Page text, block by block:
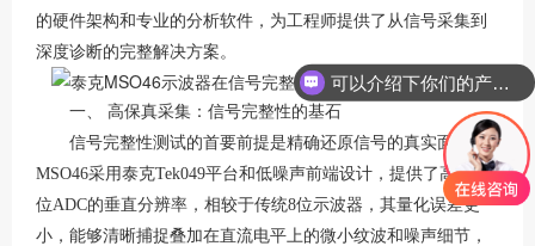
的硬件架构和专业的分析软件，为工程师提供了从信号采集到
深度诊断的完整解决方案。
一、
高保真采集：信号完整性的基石
信号完整性测试的首要前提是精确还原信号的真实面貌。
MSO46采用泰克Tek049平台和低噪声前端设计，提供了高达12
位ADC的垂直分辨率，相较于传统8位示波器，其量化误差更
小，能够清晰捕捉叠加在直流电平上的微小纹波和噪声细节，
可以介绍下你们的产品么？